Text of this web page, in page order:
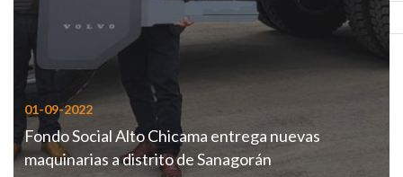
01-09-2022
Fondo Social Alto Chicama entrega nuevas
maquinarias a distrito de Sanagorán